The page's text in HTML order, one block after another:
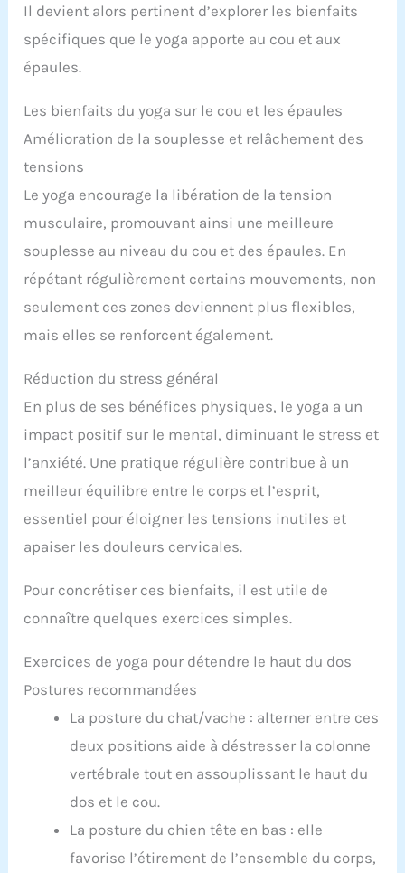
Il devient alors pertinent d’explorer les bienfaits
spécifiques que le yoga apporte au cou et aux
épaules.
Les bienfaits du yoga sur le cou et les épaules
Amélioration de la souplesse et relâchement des
tensions
Le yoga encourage la libération de la tension
musculaire, promouvant ainsi une meilleure
souplesse au niveau du cou et des épaules. En
répétant régulièrement certains mouvements, non
seulement ces zones deviennent plus flexibles,
mais elles se renforcent également.
Réduction du stress général
En plus de ses bénéfices physiques, le yoga a un
impact positif sur le mental, diminuant le stress et
l’anxiété. Une pratique régulière contribue à un
meilleur équilibre entre le corps et l’esprit,
essentiel pour éloigner les tensions inutiles et
apaiser les douleurs cervicales.
Pour concrétiser ces bienfaits, il est utile de
connaître quelques exercices simples.
Exercices de yoga pour détendre le haut du dos
Postures recommandées
La posture du chat/vache : alterner entre ces
deux positions aide à déstresser la colonne
vertébrale tout en assouplissant le haut du
dos et le cou.
La posture du chien tête en bas : elle
favorise l’étirement de l’ensemble du corps,